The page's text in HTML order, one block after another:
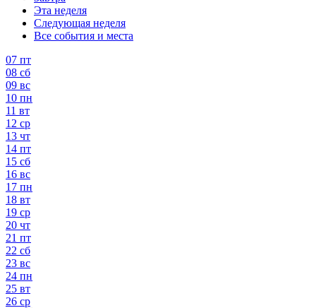
Эта неделя
Следующая неделя
Все события и места
07 пт
08 сб
09 вс
10 пн
11 вт
12 ср
13 чт
14 пт
15 сб
16 вс
17 пн
18 вт
19 ср
20 чт
21 пт
22 сб
23 вс
24 пн
25 вт
26 ср